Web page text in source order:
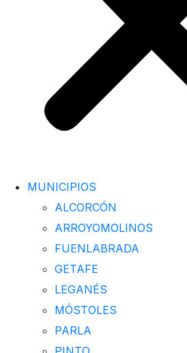
MUNICIPIOS
ALCORCÓN
ARROYOMOLINOS
FUENLABRADA
GETAFE
LEGANÉS
MÓSTOLES
PARLA